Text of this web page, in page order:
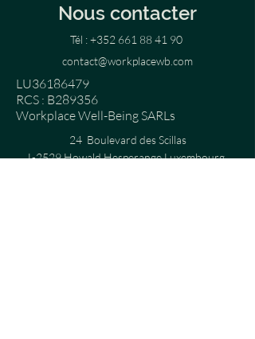
Nous contacter
Tél :+352 661 88 41 90
contact@workplacewb.com
LU36186479
RCS : B289356
Workplace Well-Being SARLs
24 Boulevard des Scillas
L-2529 Howald Hesperange Luxembourg